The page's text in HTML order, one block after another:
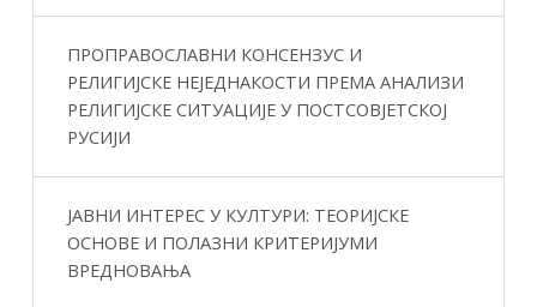
ПРОПРАВОСЛАВНИ КОНСЕНЗУС И
РЕЛИГИЈСКЕ НЕЈЕДНАКОСТИ ПРЕМА АНАЛИЗИ
РЕЛИГИЈСКЕ СИТУАЦИЈЕ У ПОСТСОВЈЕТСКОЈ
РУСИЈИ
ЈАВНИ ИНТЕРЕС У КУЛТУРИ: ТЕОРИЈСКЕ
ОСНОВЕ И ПОЛАЗНИ КРИТЕРИЈУМИ
ВРЕДНОВАЊА